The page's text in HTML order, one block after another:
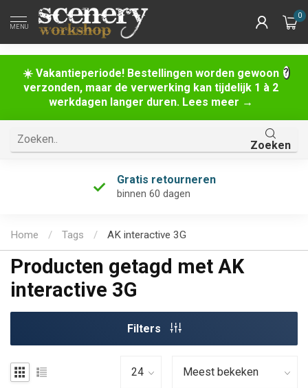
☀️ Vakantieperiode! Bestellingen worden gewoon
verzonden, maar de verwerking kan tijdelijk 1 à 2
werkdagen langer duren. Lees meer →
MENU
0
Zoeken
Gratis retourneren
binnen 60 dagen
Home / Tags / AK interactive 3G
Producten getagd met AK
interactive 3G
Filters